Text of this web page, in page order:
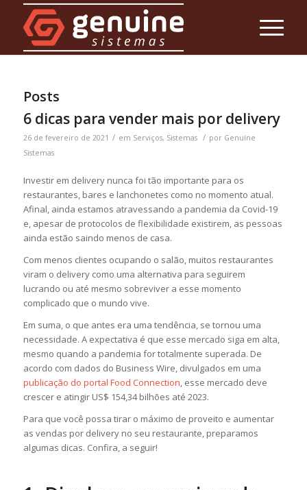
Posts
6 dicas para vender mais por delivery
26 de fevereiro de 2021 / em Serviços, Sistemas / por Genuíne
Sistemas
Investir em delivery nunca foi tão importante para os
restaurantes, bares e lanchonetes como no momento atual.
Afinal, ainda estamos atravessando a pandemia da Covid-19
e, apesar de protocolos de flexibilidade existirem, as pessoas
ainda estão saindo menos de casa.
Com menos clientes ocupando o salão, muitos restaurantes
viram o delivery como uma alternativa para seguirem
lucrando ou até mesmo sobreviver a esse momento
complicado que o mundo vive.
Em suma, o que antes era uma tendência, se tornou uma
necessidade. A expectativa é que esse mercado siga em alta,
mesmo quando a pandemia for totalmente superada. De
acordo com dados do Business Wire, divulgados em uma
publicação do portal Food Connection, esse mercado deve
crescer e atingir US$ 154,34 bilhões até 2023.
Para que você possa tirar o máximo de proveito e aumentar
as vendas por delivery no seu restaurante, preparamos
algumas dicas. Confira, a seguir!